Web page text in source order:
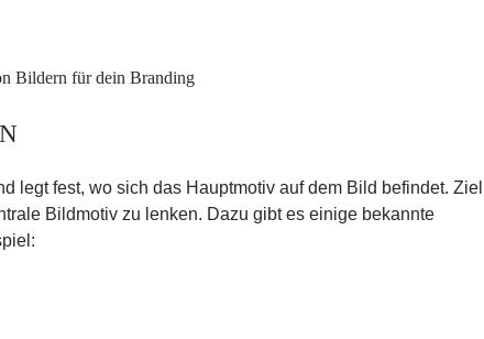
legt fest, wo sich das Hauptmotiv auf dem Bild befindet.
Bildmotiv zu lenken. Dazu gibt es einige bekannte